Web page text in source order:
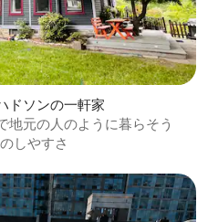
ドソンの一軒家
地元の人のように暮らそう
しやすさ